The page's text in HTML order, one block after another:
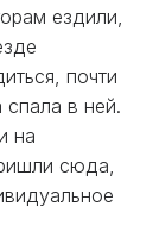
ездили,
почти
в ней.
на
сюда,